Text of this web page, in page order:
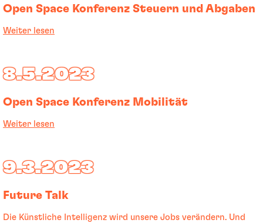
Open Space Konferenz Steuern und Abgaben
Weiter lesen
8.5.2023
Open Space Konferenz Mobilität
Weiter lesen
9.3.2023
Future Talk
Die Künstliche Intelligenz wird unsere Jobs verändern. Und